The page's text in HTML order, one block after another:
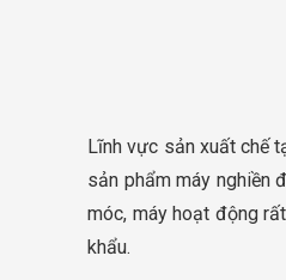
Lĩnh vực sản xuất chế
sản phẩm máy nghiền
móc, máy hoạt động
khẩu.